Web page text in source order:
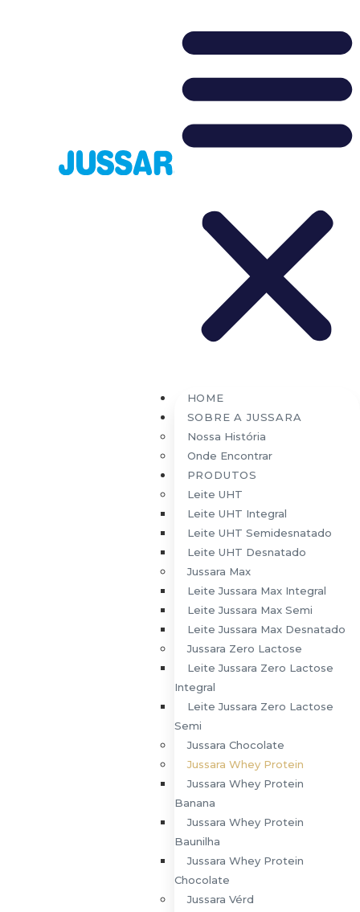
HOME
SOBRE A JUSSARA
Nossa História
Onde Encontrar
PRODUTOS
Leite UHT
Leite UHT Integral
Leite UHT Semidesnatado
Leite UHT Desnatado
Jussara Max
Leite Jussara Max Integral
Leite Jussara Max Semi
Leite Jussara Max Desnatado
Jussara Zero Lactose
Leite Jussara Zero Lactose
Integral
Leite Jussara Zero Lactose
Semi
Jussara Chocolate
Jussara Whey Protein
Jussara Whey Protein
Banana
Jussara Whey Protein
Baunilha
Jussara Whey Protein
Chocolate
Jussara Vérd
Fundada pelo médico Amélio Rosa Barbosa, em 1954, a Usina de
Laticínios Jussara sempre teve o compromisso de proporcionar boa
nutrição para uma vida mais saudável. Esta filosofia manteve a
Jussara atenta e focada nos avanços tecnológicos dos processos de
produção, buscando sempre qualidade e praticidade, para o bem
estar de seus consumidores.
Leite UHT Semidesnatado
Leite Jussara Max Integral
Leite Jussara Max Desnatado
Leite Jussara Zero Lactose Integral
Leite Jussara Zero Lactose Semi
Jussara Whey Protein Chocolate
Jussara Whey Protein Baunilha
Jussara Whey Protein Banana
Jussara Vérd Soja Original